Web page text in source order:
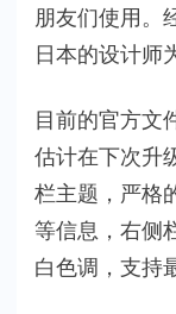
朋友们使用。
日本的设计师
目前的官方文
估计在下次升
栏主题，严格
等信息，右侧
白色调，支持